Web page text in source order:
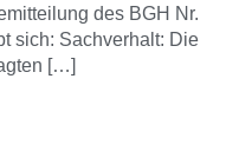
des BGH Nr.
sich: Sachverhalt: Die
[…]